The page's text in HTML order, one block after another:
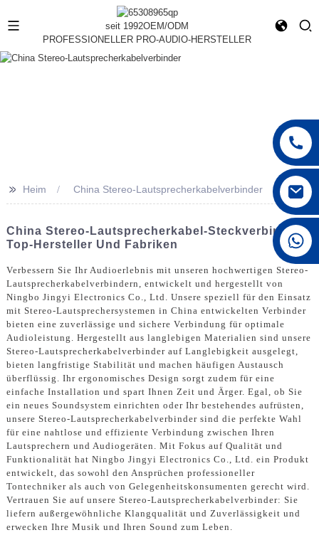
seit 1992OEM/ODM
PROFESSIONELLER PRO-AUDIO-HERSTELLER
+86 15168592711
>> Heim China Stereo-Lautsprecherkabelverbinder
China Stereo-Lautsprecherkabel-Steckverbinder:
Top-Hersteller Und Fabriken
Verbessern Sie Ihr Audioerlebnis mit unseren hochwertigen Stereo-
Lautsprecherkabelverbindern, entwickelt und hergestellt von
Ningbo Jingyi Electronics Co., Ltd. Unsere speziell für den Einsatz
mit Stereo-Lautsprechersystemen in China entwickelten Verbinder
bieten eine zuverlässige und sichere Verbindung für optimale
Audioleistung. Hergestellt aus langlebigen Materialien sind unsere
Stereo-Lautsprecherkabelverbinder auf Langlebigkeit ausgelegt,
bieten langfristige Stabilität und machen häufigen Austausch
überflüssig. Ihr ergonomisches Design sorgt zudem für eine
einfache Installation und spart Ihnen Zeit und Ärger. Egal, ob Sie
ein neues Soundsystem einrichten oder Ihr bestehendes aufrüsten,
unsere Stereo-Lautsprecherkabelverbinder sind die perfekte Wahl
für eine nahtlose und effiziente Verbindung zwischen Ihren
Lautsprechern und Audiogeräten. Mit Fokus auf Qualität und
Funktionalität hat Ningbo Jingyi Electronics Co., Ltd. ein Produkt
entwickelt, das sowohl den Ansprüchen professioneller
Tontechniker als auch von Gelegenheitskonsumenten gerecht wird.
Vertrauen Sie auf unsere Stereo-Lautsprecherkabelverbinder: Sie
liefern außergewöhnliche Klangqualität und Zuverlässigkeit und
erwecken Ihre Musik und Ihren Sound zum Leben.